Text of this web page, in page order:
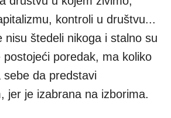
kontroli u društvu...
nisu štedeli nikoga i stalno su
postojeći poredak, ma koliko
da predstavi
jer je izabrana na izborima.